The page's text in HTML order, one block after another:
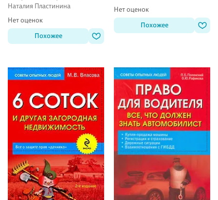
телефоны тех, кто обязан
Наталия Пластинина
Нет оценок
Похожее
Нет оценок
Похожее